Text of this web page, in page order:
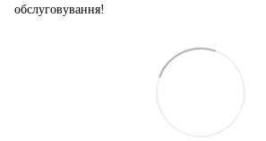
обслуговування!